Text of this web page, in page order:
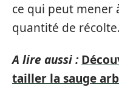
ce qui peut mener
quantité de récolte.
A lire aussi :
tailler la sauge